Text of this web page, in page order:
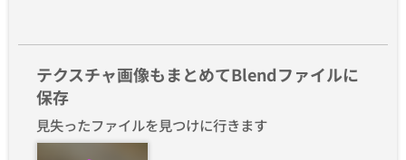
テクスチャ画像もまとめてBlendファイルに
保存
見失ったファイルを見つけに行きます